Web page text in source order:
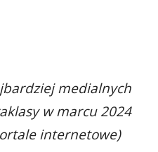
medialnych
w marcu 2024
internetowe)